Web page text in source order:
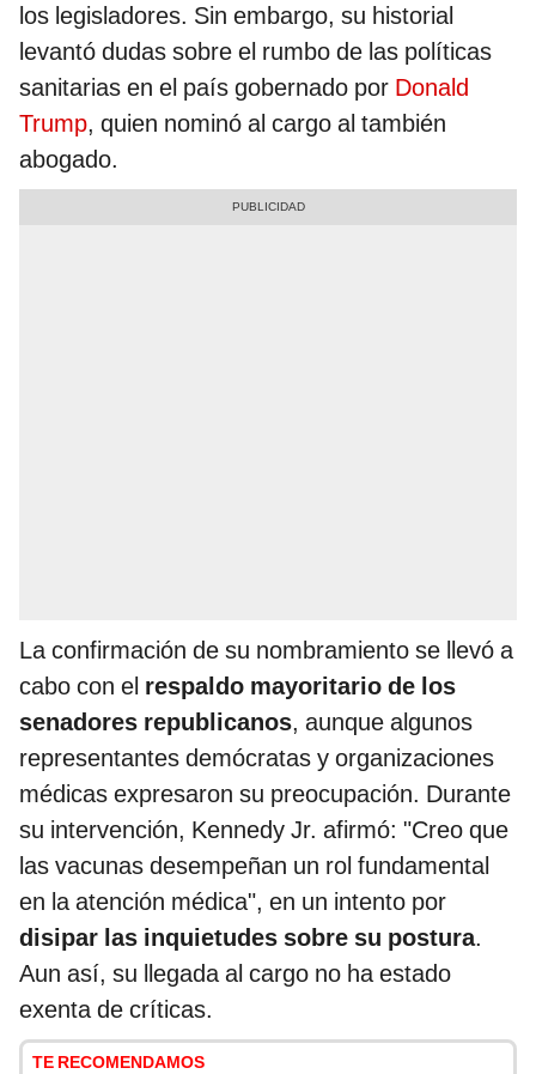
los legisladores. Sin embargo, su historial
levantó dudas sobre el rumbo de las políticas
sanitarias en el país gobernado por Donald
Trump, quien nominó al cargo al también
abogado.
La confirmación de su nombramiento se llevó a
cabo con el respaldo mayoritario de los
senadores republicanos, aunque algunos
representantes demócratas y organizaciones
médicas expresaron su preocupación. Durante
su intervención, Kennedy Jr. afirmó: "Creo que
las vacunas desempeñan un rol fundamental
en la atención médica", en un intento por
disipar las inquietudes sobre su postura.
Aun así, su llegada al cargo no ha estado
exenta de críticas.
TE RECOMENDAMOS